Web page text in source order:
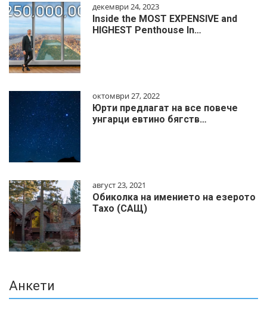
декември 24, 2023
Inside the MOST EXPENSIVE and
HIGHEST Penthouse In…
октомври 27, 2022
Юрти предлагат на все повече
унгарци евтино бягств…
август 23, 2021
Обиколка на имението на езерото
Тахо (САЩ)
Анкети